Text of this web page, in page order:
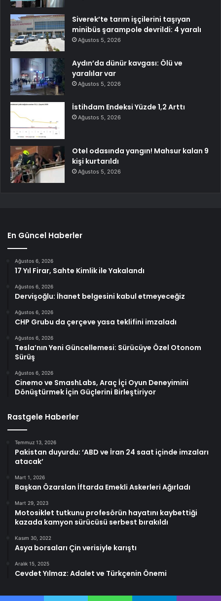
Siverek’te tarım işçilerini taşıyan
minibüs şarampole devrildi: 4 yaralı
Ağustos 5, 2026
Aydın’da dünür kavgası: Ölü ve
yaralılar var
Ağustos 5, 2026
İstihdam Endeksi Yüzde 1,2 Arttı
Ağustos 5, 2026
Otel odasında yangın! Mahsur kalan 9
kişi kurtarıldı
Ağustos 5, 2026
En Güncel Haberler
Ağustos 6, 2026
17 Yıl Firar, Sahte Kimlik ile Yakalandı
Ağustos 6, 2026
Dervişoğlu: İhanet belgesini kabul etmeyeceğiz
Ağustos 6, 2026
CHP Grubu da çerçeve yasa teklifini imzaladı
Ağustos 6, 2026
Tesla’nın Yeni Güncellemesi: Sürücüye Özel Otonom
Sürüş
Ağustos 6, 2026
Cinemo ve SmashLabs, Araç İçi Oyun Deneyimini
Dönüştürmek İçin Güçlerini Birleştiriyor
Rastgele Haberler
Temmuz 13, 2026
Pakistan duyurdu: ‘ABD ve İran 24 saat içinde imzaları
atacak’
Mart 1, 2026
Başkan Özarslan İftarda Emekli Askerleri Ağırladı
Mart 29, 2023
Motosiklet tutkunu profesörün hayatını kaybettiği
kazada kamyon sürücüsü serbest bırakıldı
Kasım 30, 2022
Asya borsaları Çin verisiyle karıştı
Aralık 15, 2025
Cevdet Yılmaz: Adalet ve Türkçenin Önemi